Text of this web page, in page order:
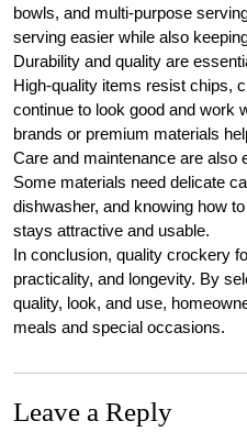
bowls, and multi-purpose
serving easier while also
Durability and quality are
High-quality items resist chips,
continue to look good and work
brands or premium materials
Care and maintenance are also
Some materials need delicate
dishwasher, and knowing how
stays attractive and usable.
In conclusion, quality crockery
practicality, and longevity. By
quality, look, and use,
meals and special occasions.
Leave a Reply